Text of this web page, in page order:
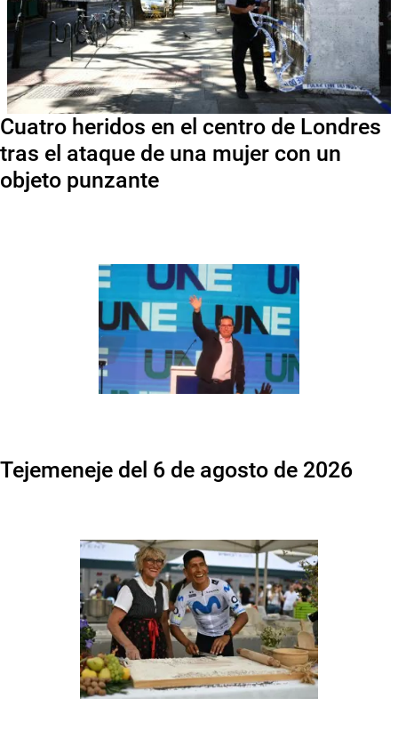
Cuatro heridos en el centro de Londres
tras el ataque de una mujer con un
objeto punzante
Tejemeneje del 6 de agosto de 2026